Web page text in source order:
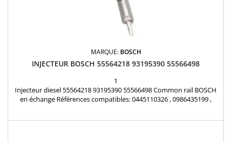
MARQUE: BOSCH
INJECTEUR BOSCH 55564218 93195390 55566498
1
Injecteur diesel 55564218 93195390 55566498 Common rail BOSCH
en échange Références compatibles: 0445110326 , 0986435199 ,